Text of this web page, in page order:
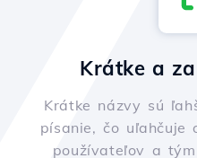
Krátke a
Krátke názvy sú
písanie, čo uľahčuje
používateľov a